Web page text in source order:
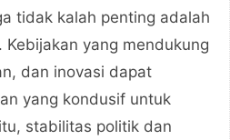
tidak kalah penting adalah
yang mendukung
dan inovasi dapat
yang kondusif untuk
stabilitas politik dan